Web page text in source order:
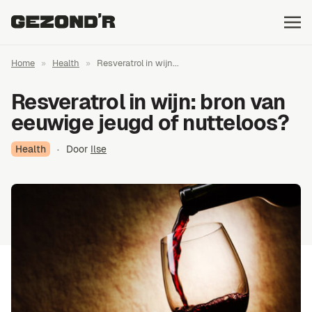
Home » Health » Resveratrol in wijn...
Resveratrol in wijn: bron van
eeuwige jeugd of nutteloos?
Health · Door Ilse